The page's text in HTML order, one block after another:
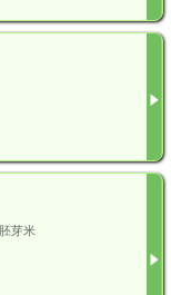
芽米